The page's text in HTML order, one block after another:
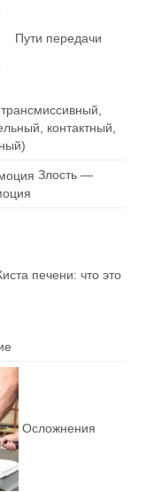
Пути передачи
контактный,
Злость —
печени: что это
Осложнения